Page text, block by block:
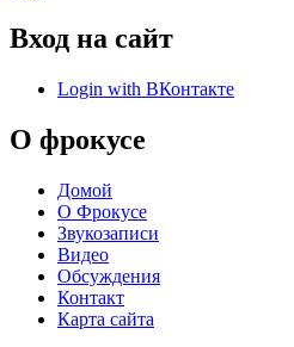
Вход на сайт
Login with ВКонтакте
О фрокусе
Домой
О Фрокусе
Звукозаписи
Видео
Обсуждения
Контакт
Карта сайта